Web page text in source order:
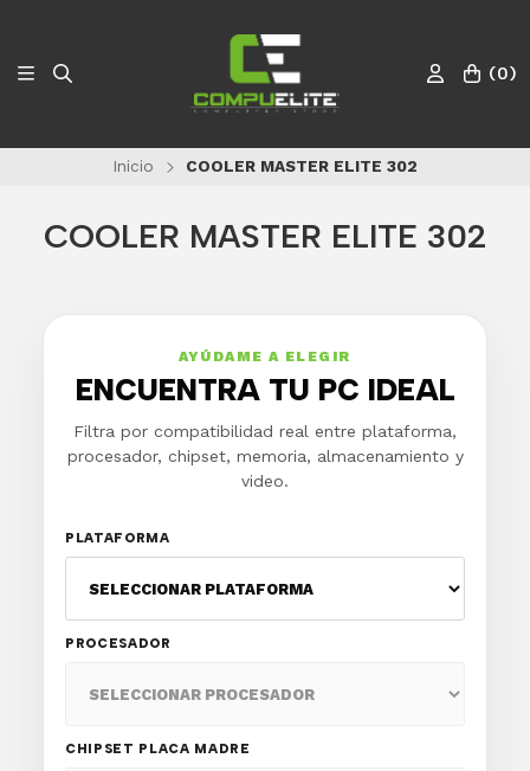
(0)
Inicio COOLER MASTER ELITE 302
COOLER MASTER ELITE 302
AYÚDAME A ELEGIR
ENCUENTRA TU PC IDEAL
Filtra por compatibilidad real entre plataforma,
procesador, chipset, memoria, almacenamiento y
video.
PLATAFORMA
PROCESADOR
CHIPSET PLACA MADRE